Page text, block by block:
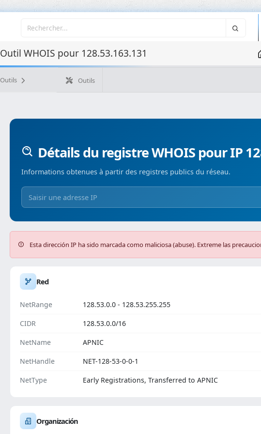
Outil WHOIS pour 128.53.163.131
Outils Outils
Détails du registre WHOIS pour IP
Informations obtenues à partir des registres publics du réseau.
Esta dirección IP ha sido marcada como maliciosa (abuse). Extreme las
Red
NetRange 128.53.0.0 - 128.53.255.255
CIDR 128.53.0.0/16
NetName APNIC
NetHandle NET-128-53-0-0-1
NetType Early Registrations, Transferred to APNIC
Organización